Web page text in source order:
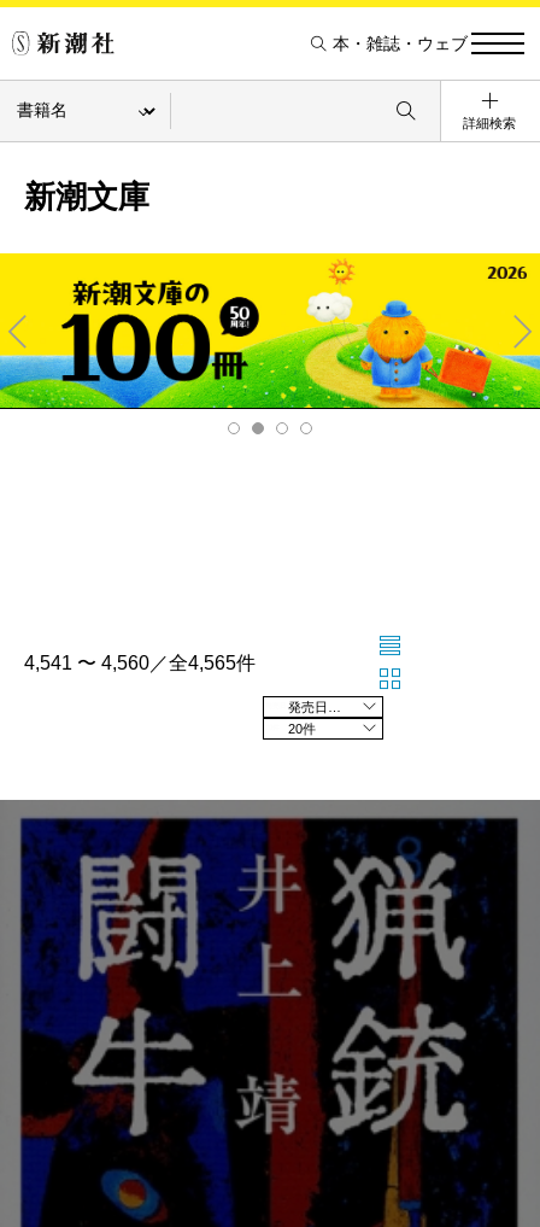
本・雑誌・ウェブ
詳細検索
新潮文庫
Pre
v
Ne
xt
4,541 〜 4,560／全4,565件
20件